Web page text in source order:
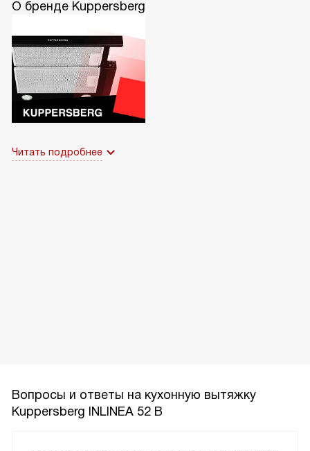
О бренде Kuppersberg
Читать подробнее
Вопросы и ответы на кухонную вытяжку
Kuppersberg INLINEA 52 B